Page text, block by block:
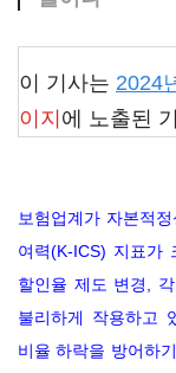
이 기사는 2024
이지 에 노출된
보험업계가 자본적
여력(K-ICS) 지표가
할인율 제도 변경,
불리하게 작용하고
비율 하락을 방어하